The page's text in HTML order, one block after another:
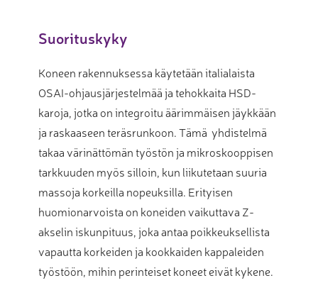
Suorituskyky
Koneen rakennuksessa käytetään italialaista
OSAI-ohjausjärjestelmää ja tehokkaita HSD-
karoja, jotka on integroitu äärimmäisen jäykkään
ja raskaaseen teräsrunkoon. Tämä yhdistelmä
takaa värinättömän työstön ja mikroskooppisen
tarkkuuden myös silloin, kun liikutetaan suuria
massoja korkeilla nopeuksilla. Erityisen
huomionarvoista on koneiden vaikuttava Z-
akselin iskunpituus, joka antaa poikkeuksellista
vapautta korkeiden ja kookkaiden kappaleiden
työstöön, mihin perinteiset koneet eivät kykene.